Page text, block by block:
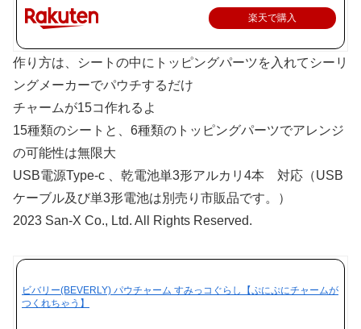
楽天で購入
作り方は、シートの中にトッピングパーツを入れてシーリ
ングメーカーでパウチするだけ
チャームが15コ作れるよ
15種類のシートと、6種類のトッピングパーツでアレンジ
の可能性は無限大
USB電源Type-c 、乾電池単3形アルカリ4本 対応（USB
ケーブル及び単3形電池は別売り市販品です。）
2023 San-X Co., Ltd. All Rights Reserved.
ビバリー(BEVERLY) パウチャーム すみっコぐらし【ぷにぷにチャームが
つくれちゃう】